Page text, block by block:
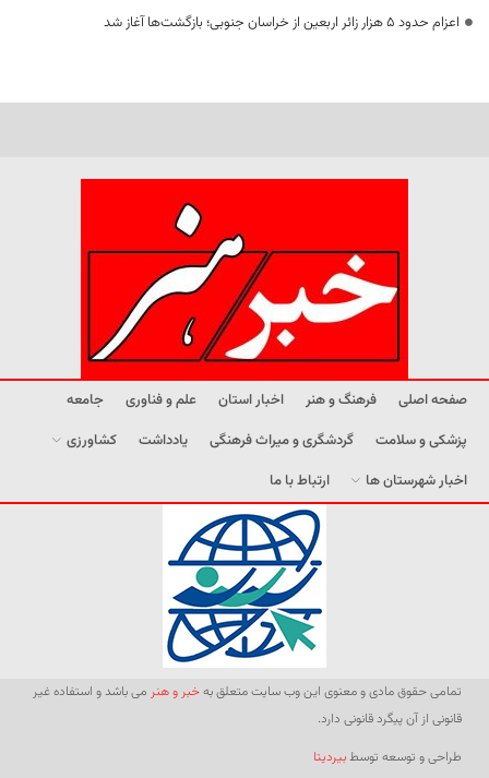
اعزام حدود 5 هزار زائر اربعین از خراسان جنوبی؛ بازگشت‌ها آغاز شد
صفحه اصلی فرهنگ و هنر اخبار استان علم و فناوری
جامعه
پزشکی و سلامت
گردشگری و میراث فرهنگی یادداشت
کشاورزی
اخبار شهرستان ها
ارتباط با ما
تمامی حقوق مادی و معنوی این وب سایت متعلق بهخبر و هنر می باشد و استفاده غیر
قانونی از آن پیگرد قانونی دارد.
طراحی و توسعه توسطبیردیتا